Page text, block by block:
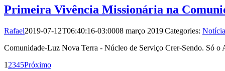
Primeira Vivência Missionária na
Rafael2019-07-12T06:40:16-03:0008 março 2019|Categories:
Comunidade-Luz Nova Terra - Núcleo de Serviço Crer-Sendo. Só
1 2345Próximo